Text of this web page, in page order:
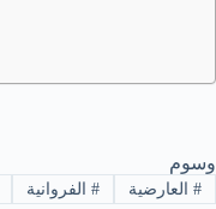
وسوم
#العارضية #الفروانية